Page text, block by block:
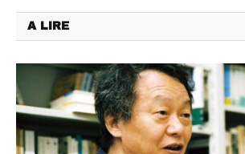
A LIRE